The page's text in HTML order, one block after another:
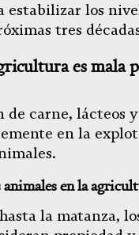
estabilizar los
tres
es mala
de carne, lácteos y
en la
animales en la
la matanza,